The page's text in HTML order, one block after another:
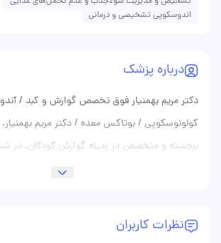
اندوسکوپی تشخیصی و درمانی
درباره پزشک
دکتر مریم بهمنیار فوق تخصص گوارش و کبد /
کولونوسکوپی / بوتاکس معده / دکتر مریم
برجسته و متخصص در زمینه گوارش کودکان، در
ایشان با داشتن بیش از یک دهه تجربه در زمینه
نه تنها خدمات درمانی عالی به کودکان ارائه داده،
نظرات کاربران